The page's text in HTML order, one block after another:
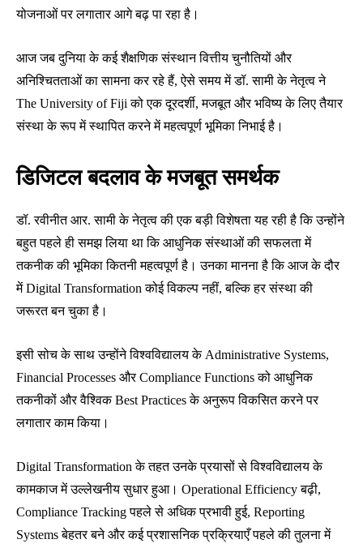
योजनाओं पर लगातार आगे बढ़ पा रहा है।
आज जब दुनिया के कई शैक्षणिक संस्थान वित्तीय चुनौतियों और
अनिश्चितताओं का सामना कर रहे हैं, ऐसे समय में डॉ. सामी के नेतृत्व ने
The University of Fiji को एक दूरदर्शी, मजबूत और भविष्य के लिए तैयार
संस्था के रूप में स्थापित करने में महत्वपूर्ण भूमिका निभाई है।
डिजिटल बदलाव के मजबूत समर्थक
डॉ. रवीनीत आर. सामी के नेतृत्व की एक बड़ी विशेषता यह रही है कि उन्होंने
बहुत पहले ही समझ लिया था कि आधुनिक संस्थाओं की सफलता में
तकनीक की भूमिका कितनी महत्वपूर्ण है। उनका मानना है कि आज के दौर
में Digital Transformation कोई विकल्प नहीं, बल्कि हर संस्था की
जरूरत बन चुका है।
इसी सोच के साथ उन्होंने विश्वविद्यालय के Administrative Systems,
Financial Processes और Compliance Functions को आधुनिक
तकनीकों और वैश्विक Best Practices के अनुरूप विकसित करने पर
लगातार काम किया।
Digital Transformation के तहत उनके प्रयासों से विश्वविद्यालय के
कामकाज में उल्लेखनीय सुधार हुआ। Operational Efficiency बढ़ी,
Compliance Tracking पहले से अधिक प्रभावी हुई, Reporting
Systems बेहतर बने और कई प्रशासनिक प्रक्रियाएँ पहले की तुलना में